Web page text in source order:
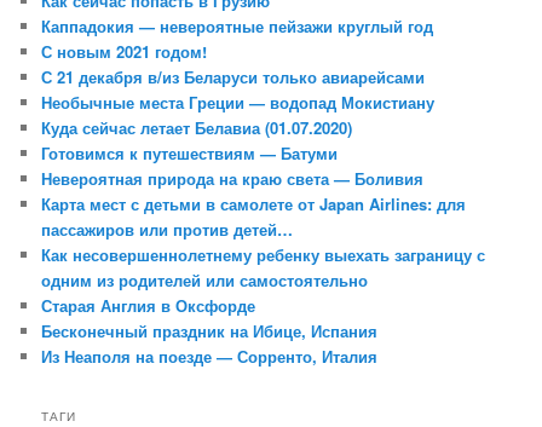
Каппадокия — невероятные пейзажи круглый год
С новым 2021 годом!
С 21 декабря в/из Беларуси только авиарейсами
Необычные места Греции — водопад Мокистиану
Куда сейчас летает Белавиа (01.07.2020)
Готовимся к путешествиям — Батуми
Невероятная природа на краю света — Боливия
Карта мест с детьми в самолете от Japan Airlines: для
пассажиров или против детей…
Как несовершеннолетнему ребенку выехать заграницу с
одним из родителей или самостоятельно
Старая Англия в Оксфорде
Бесконечный праздник на Ибице, Испания
Из Неаполя на поезде — Сорренто, Италия
ТАГИ